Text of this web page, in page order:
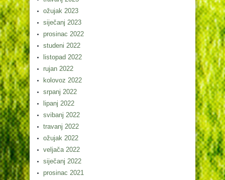
ožujak 2023
siječanj 2023
prosinac 2022
studeni 2022
listopad 2022
rujan 2022
kolovoz 2022
srpanj 2022
lipanj 2022
svibanj 2022
travanj 2022
ožujak 2022
veljača 2022
siječanj 2022
prosinac 2021